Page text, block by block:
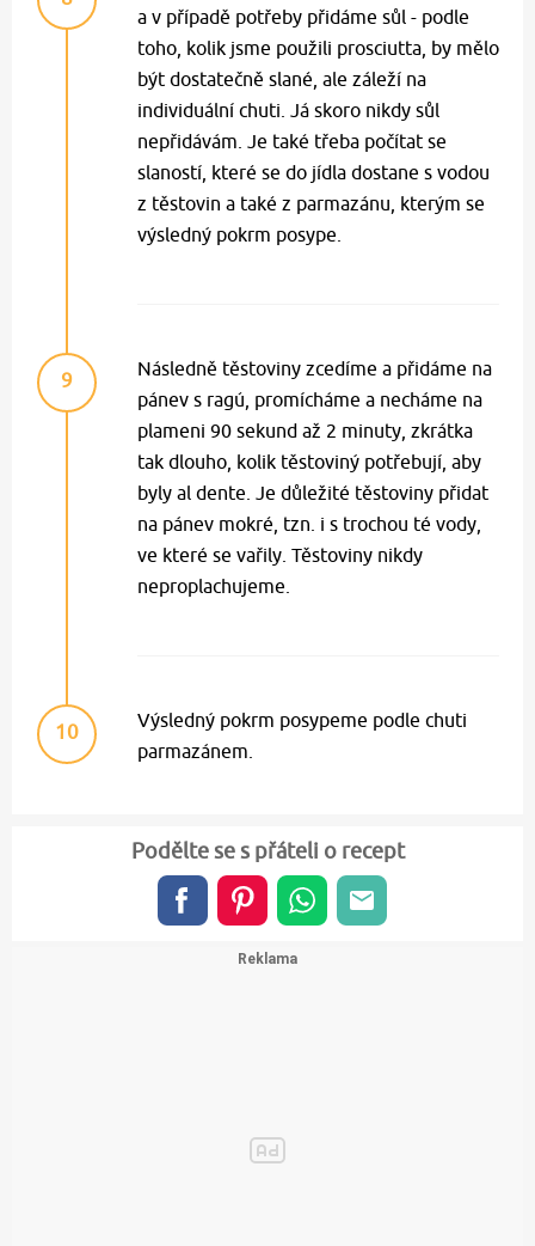
a v případě potřeby přidáme sůl - podle
toho, kolik jsme použili prosciutta, by mělo
být dostatečně slané, ale záleží na
individuální chuti. Já skoro nikdy sůl
nepřidávám. Je také třeba počítat se
slaností, které se do jídla dostane s vodou
z těstovin a také z parmazánu, kterým se
výsledný pokrm posype.
9
Následně těstoviny zcedíme a přidáme na
pánev s ragú, promícháme a necháme na
plameni 90 sekund až 2 minuty, zkrátka
tak dlouho, kolik těstoviný potřebují, aby
byly al dente. Je důležité těstoviny přidat
na pánev mokré, tzn. i s trochou té vody,
ve které se vařily. Těstoviny nikdy
neproplachujeme.
10
Výsledný pokrm posypeme podle chuti
parmazánem.
Podělte se s přáteli o recept